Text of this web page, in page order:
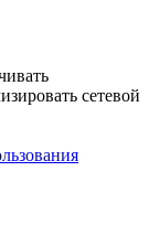
сетевой